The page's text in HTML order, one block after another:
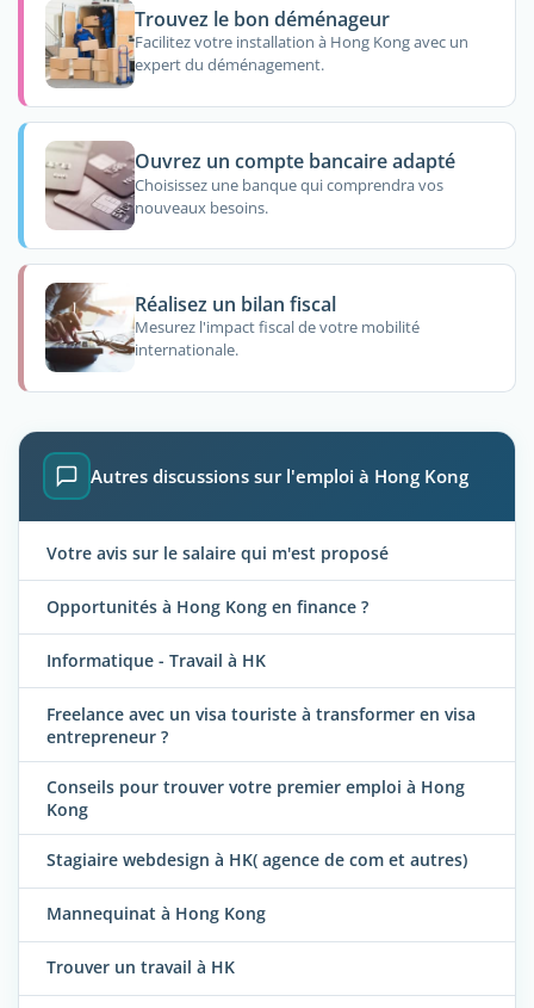
Trouvez le bon déménageur
Facilitez votre installation à Hong Kong avec un
expert du déménagement.
Ouvrez un compte bancaire adapté
Choisissez une banque qui comprendra vos
nouveaux besoins.
Réalisez un bilan fiscal
Mesurez l'impact fiscal de votre mobilité
internationale.
Autres discussions sur l'emploi à Hong Kong
Votre avis sur le salaire qui m'est proposé
Opportunités à Hong Kong en finance ?
Informatique - Travail à HK
Freelance avec un visa touriste à transformer en visa
entrepreneur ?
Conseils pour trouver votre premier emploi à Hong
Kong
Stagiaire webdesign à HK( agence de com et autres)
Mannequinat à Hong Kong
Trouver un travail à HK